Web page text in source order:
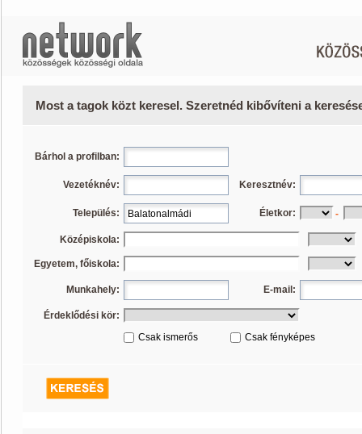
Most a tagok közt keresel. Szeretnéd kibővíteni a
Bárhol a profilban:
Vezetéknév: Keresztnév:
Település: Életkor: -
Középiskola:
Egyetem, főiskola:
Munkahely: E-mail:
Érdeklődési kör:
Csak ismerős
Csak fényképes